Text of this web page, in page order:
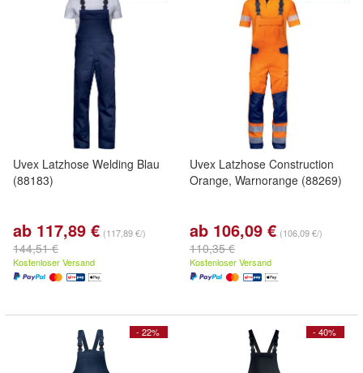
Uvex Latzhose Welding Blau
(88183)
ab 117,89 € (117,89 €/)
144,51 €
Kostenloser Versand
Uvex Latzhose Construction
Orange, Warnorange (88269)
ab 106,09 € (106,09 €/)
110,35 €
Kostenloser Versand
- 22% - 40%